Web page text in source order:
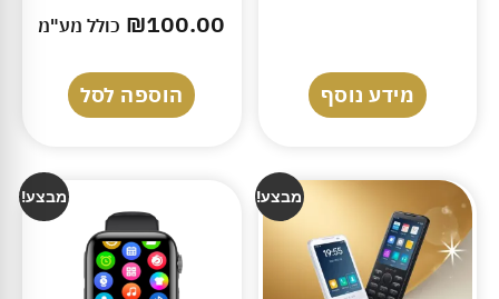
מידע נוסף
₪100.00 כולל מע"מ
הוספה לסל
מבצע! מבצע!